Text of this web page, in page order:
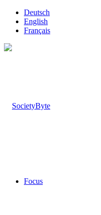
Deutsch
English
Français
Focus